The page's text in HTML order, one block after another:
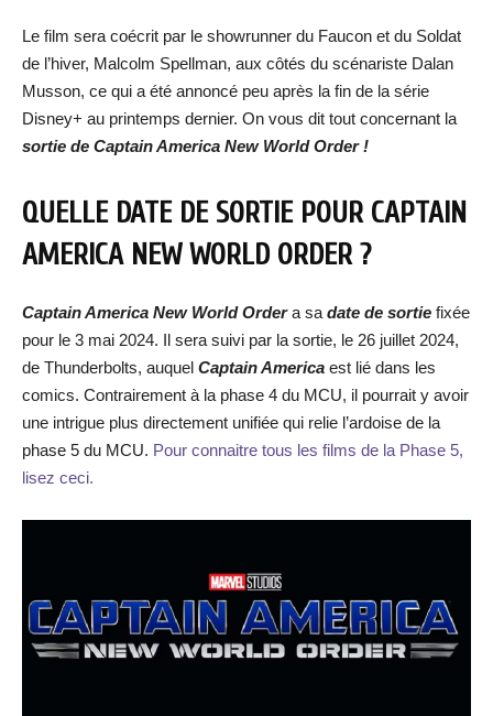
Le film sera coécrit par le showrunner du Faucon et du Soldat
de l’hiver, Malcolm Spellman, aux côtés du scénariste Dalan
Musson, ce qui a été annoncé peu après la fin de la série
Disney+ au printemps dernier. On vous dit tout concernant la
sortie de Captain America New World Order !
QUELLE DATE DE SORTIE POUR CAPTAIN
AMERICA NEW WORLD ORDER ?
Captain America New World Ordera sa date de sortie fixée
pour le 3 mai 2024. Il sera suivi par la sortie, le 26 juillet 2024,
de Thunderbolts, auquel Captain America est lié dans les
comics. Contrairement à la phase 4 du MCU, il pourrait y avoir
une intrigue plus directement unifiée qui relie l’ardoise de la
phase 5 du MCU. Pour connaitre tous les films de la Phase 5,
lisez ceci.